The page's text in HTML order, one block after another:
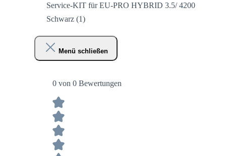
Service-KIT für EU-PRO HYBRID 3.5/ 4200
Schwarz (1)
Menü schließen
0 von 0 Bewertungen